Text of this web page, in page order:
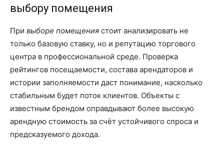
выбору помещения
При выборе помещения стоит анализировать не
только базовую ставку, но и репутацию торгового
центра в профессиональной среде. Проверка
рейтингов посещаемости, состава арендаторов и
истории заполняемости даст понимание, насколько
стабильным будет поток клиентов. Объекты с
известным брендом оправдывают более высокую
арендную стоимость за счёт устойчивого спроса и
предсказуемого дохода.